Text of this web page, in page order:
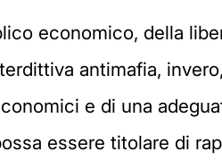
economico, della
antimafia, invero,
e di una
essere titolare di